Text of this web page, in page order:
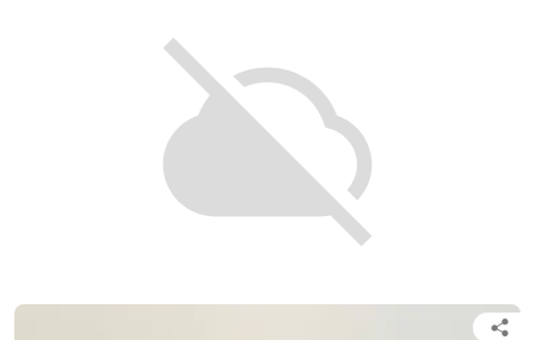
Autoutilitare
Alte tipuri vehicule